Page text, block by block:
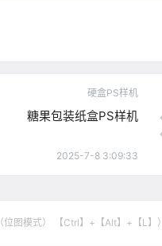
硬盒PS样机
糖果包装纸盒PS样机
2025-7-8 3:09:33
图模式） 【Ctrl】+【Alt】+【L】）